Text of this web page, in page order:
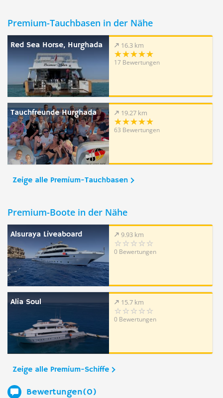
Premium-Tauchbasen in der Nähe
Red Sea Horse, Hurghada 16.3 km
17 Bewertungen
Tauchfreunde Hurghada 19.27 km
63 Bewertungen
Zeige alle Premium-Tauchbasen
Premium-Boote in der Nähe
Alsuraya Liveaboard 9.93 km
0 Bewertungen
Alia Soul 15.7 km
0 Bewertungen
Zeige alle Premium-Schiffe
Bewertungen(0)